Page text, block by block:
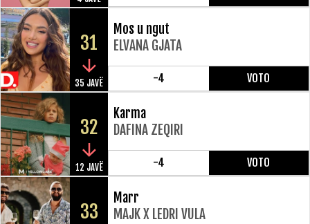
31
35 JAVË
Mos u ngut
ELVANA GJATA
-4 VOTO
32
12 JAVË
Karma
DAFINA ZEQIRI
-4 VOTO
33
Marr
MAJK X LEDRI VULA